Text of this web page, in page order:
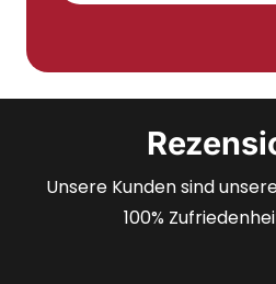
Unsere Kunden sind
100%